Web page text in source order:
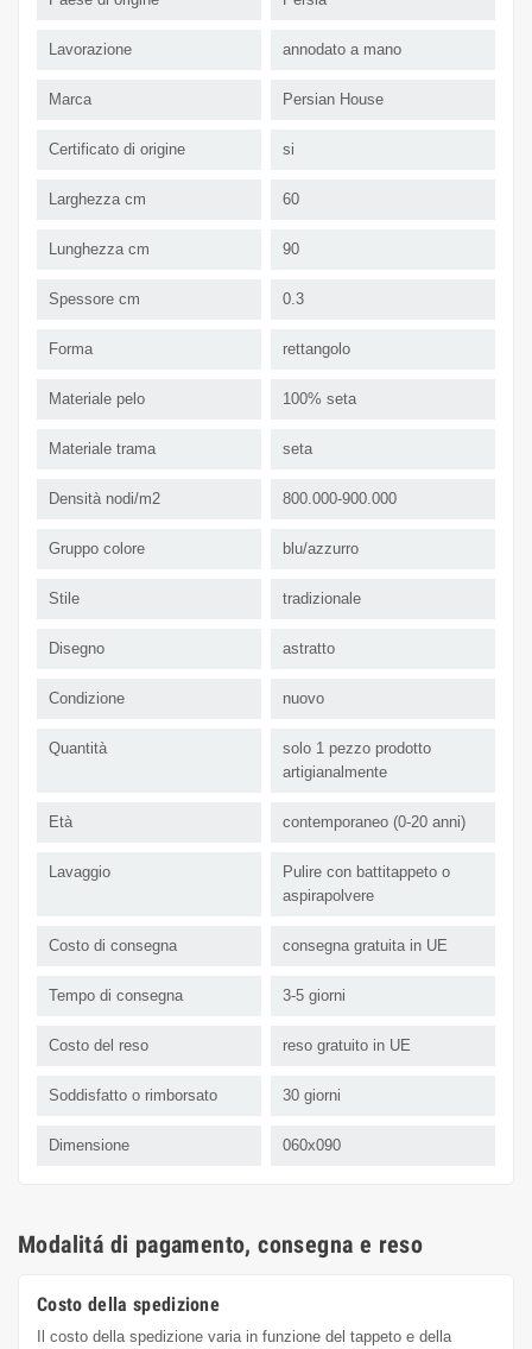
Lavorazione annodato a mano
Marca Persian House
Certificato di origine si
Larghezza cm 60
Lunghezza cm 90
Spessore cm 0.3
Forma rettangolo
Materiale pelo 100% seta
Materiale trama seta
Densità nodi/m2 800.000-900.000
Gruppo colore blu/azzurro
Stile tradizionale
Disegno astratto
Condizione nuovo
Quantità
solo 1 pezzo prodotto
artigianalmente
Età contemporaneo (0-20 anni)
Lavaggio
Pulire con battitappeto o
aspirapolvere
Costo di consegna consegna gratuita in UE
Tempo di consegna 3-5 giorni
Costo del reso reso gratuito in UE
Soddisfatto o rimborsato 30 giorni
Dimensione 060x090
Modalitá di pagamento, consegna e reso
Costo della spedizione
Il costo della spedizione varia in funzione del tappeto e della